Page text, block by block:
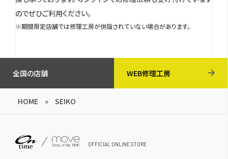
のでぜひご利用ください。
※期間限定店舗では修理工房が併設されていない場合があります。
全国の店舗 WEB修理工房
HOME » SEIKO
OFFICIAL ONLINE STORE